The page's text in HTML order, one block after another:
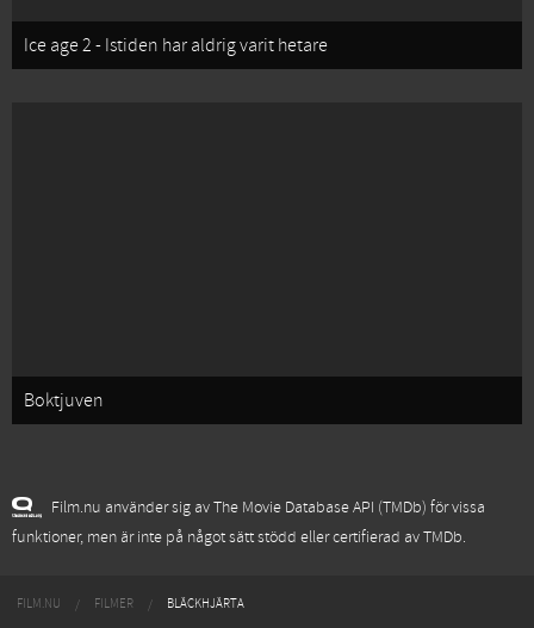
Ice age 2 - Istiden har aldrig varit hetare
Boktjuven
Film.nu använder sig av The Movie Database API (TMDb) för vissa
funktioner, men är inte på något sätt stödd eller certifierad av TMDb.
FILM.NU FILMER BLÄCKHJÄRTA